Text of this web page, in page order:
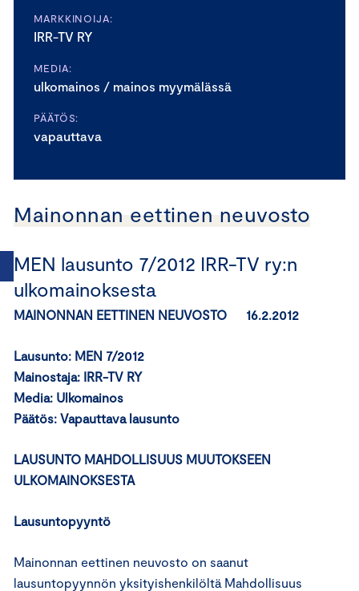
MARKKINOIJA:
IRR-TV RY
MEDIA:
ulkomainos / mainos myymälässä
PÄÄTÖS:
vapauttava
Mainonnan eettinen neuvosto
MEN lausunto 7/2012 IRR-TV ry:n
ulkomainoksesta
MAINONNAN EETTINEN NEUVOSTO 16.2.2012
Lausunto: MEN 7/2012
Mainostaja: IRR-TV RY
Media: Ulkomainos
Päätös: Vapauttava lausunto
LAUSUNTO MAHDOLLISUUS MUUTOKSEEN
ULKOMAINOKSESTA
Lausuntopyyntö
Mainonnan eettinen neuvosto on saanut
lausuntopyynnön yksityishenkilöltä Mahdollisuus